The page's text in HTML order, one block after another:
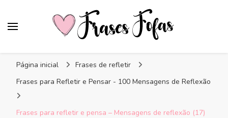
Página inicial
Frases de refletir
Frases para Refletir e Pensar - 100 Mensagens de Reflexão
Frases para refletir e pensa – Mensagens de reflexão (17)